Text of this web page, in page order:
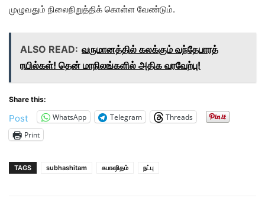
முழுவதும் நிலைநிறுத்திக் கொள்ள வேண்டும்.
ALSO READ: வருமானத்தில் கலக்கும் வந்தேபாரத்
ரயில்கள்! தென் மாநிலங்களில் அதிக வரவேற்பு!
Share this:
Post WhatsApp Telegram
Threads
Print
TAGS subhashitam சுபாஷிதம் நட்பு